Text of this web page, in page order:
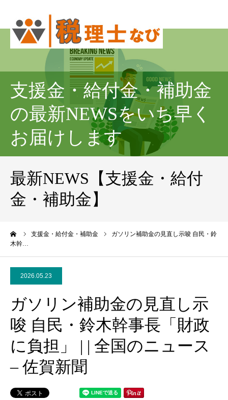
支援金・給付金・補助金
の最新NEWSをいち早く
お届けします
最新NEWS【支援金・給付
金・補助金】
支援金・給付金・補助金
ガソリン補助金の見直し示唆 自民・鈴
木幹…
2026.05.23
ガソリン補助金の見直し示
唆 自民・鈴木幹事長「財政
に負担」 | | 全国のニュース
– 佐賀新聞